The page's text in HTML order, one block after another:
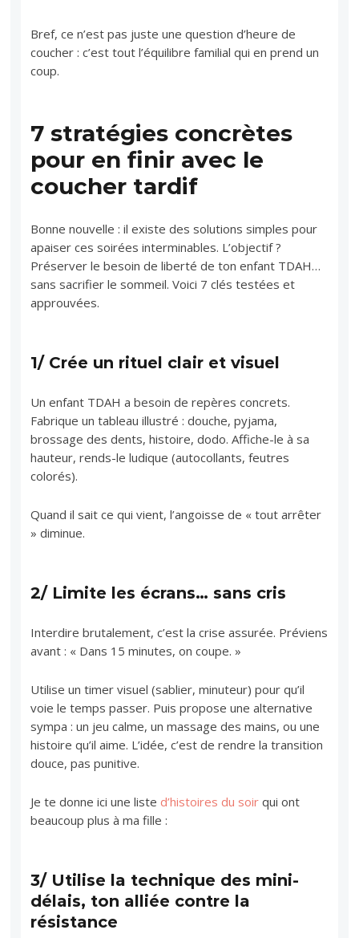
Bref, ce n’est pas juste une question d’heure de
coucher : c’est tout l’équilibre familial qui en prend un
coup.
7 stratégies concrètes
pour en finir avec le
coucher tardif
Bonne nouvelle : il existe des solutions simples pour
apaiser ces soirées interminables. L’objectif ?
Préserver le besoin de liberté de ton enfant TDAH…
sans sacrifier le sommeil. Voici 7 clés testées et
approuvées.
1/ Crée un rituel clair et visuel
Un enfant TDAH a besoin de repères concrets.
Fabrique un tableau illustré : douche, pyjama,
brossage des dents, histoire, dodo. Affiche-le à sa
hauteur, rends-le ludique (autocollants, feutres
colorés).
Quand il sait ce qui vient, l’angoisse de « tout arrêter
» diminue.
2/ Limite les écrans… sans cris
Interdire brutalement, c’est la crise assurée. Préviens
avant : « Dans 15 minutes, on coupe. »
Utilise un timer visuel (sablier, minuteur) pour qu’il
voie le temps passer. Puis propose une alternative
sympa : un jeu calme, un massage des mains, ou une
histoire qu’il aime. L’idée, c’est de rendre la transition
douce, pas punitive.
Je te donne ici une listed’histoires du soirqui ont
beaucoup plus à ma fille :
3/ Utilise la technique des mini-
délais, ton alliée contre la
résistance